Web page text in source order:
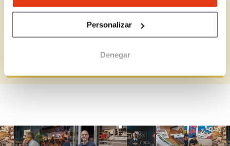
Personalizar
Denegar
¿Representas a Mr. Pizza?